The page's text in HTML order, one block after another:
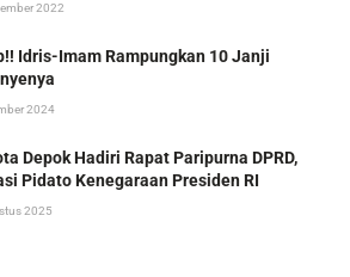
2022
Idris-Imam Rampungkan 10 Janji
2024
Depok Hadiri Rapat Paripurna DPRD,
Pidato Kenegaraan Presiden RI
2025